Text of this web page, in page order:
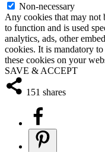
Non-necessary
Any cookies that may not
to function and is used
analytics, ads, other
cookies. It is mandatory
these cookies on your
SAVE & ACCEPT
151 shares